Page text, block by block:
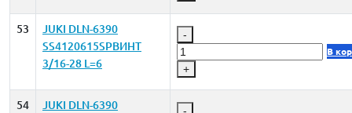
53
JUKI DLN-6390
SS4120615SPВИНТ
3/16-28 L=6
-
+
В
54
JUKI DLN-6390
-